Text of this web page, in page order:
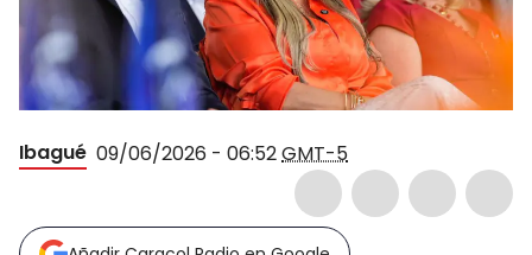
Ibagué 09/06/2026 - 06:52GMT-5